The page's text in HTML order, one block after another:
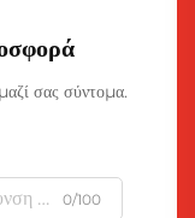
σας σύντομα.
0/100